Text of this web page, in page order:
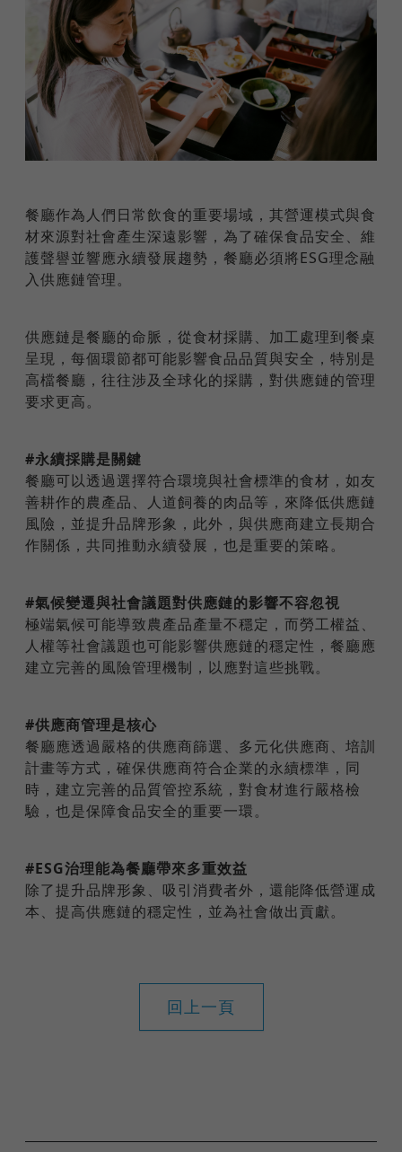
餐廳作為人們日常飲食的重要場域，其營運模式與食
材來源對社會產生深遠影響，為了確保食品安全、維
護聲譽並響應永續發展趨勢，餐廳必須將ESG理念融
入供應鏈管理。
供應鏈是餐廳的命脈，從食材採購、加工處理到餐桌
呈現，每個環節都可能影響食品品質與安全，特別是
高檔餐廳，往往涉及全球化的採購，對供應鏈的管理
要求更高。
#永續採購是關鍵
餐廳可以透過選擇符合環境與社會標準的食材，如友
善耕作的農產品、人道飼養的肉品等，來降低供應鏈
風險，並提升品牌形象，此外，與供應商建立長期合
作關係，共同推動永續發展，也是重要的策略。
#氣候變遷與社會議題對供應鏈的影響不容忽視
極端氣候可能導致農產品產量不穩定，而勞工權益、
人權等社會議題也可能影響供應鏈的穩定性，餐廳應
建立完善的風險管理機制，以應對這些挑戰。
#供應商管理是核心
餐廳應透過嚴格的供應商篩選、多元化供應商、培訓
計畫等方式，確保供應商符合企業的永續標準，同
時，建立完善的品質管控系統，對食材進行嚴格檢
驗，也是保障食品安全的重要一環。
#ESG治理能為餐廳帶來多重效益
除了提升品牌形象、吸引消費者外，還能降低營運成
本、提高供應鏈的穩定性，並為社會做出貢獻。
回上一頁